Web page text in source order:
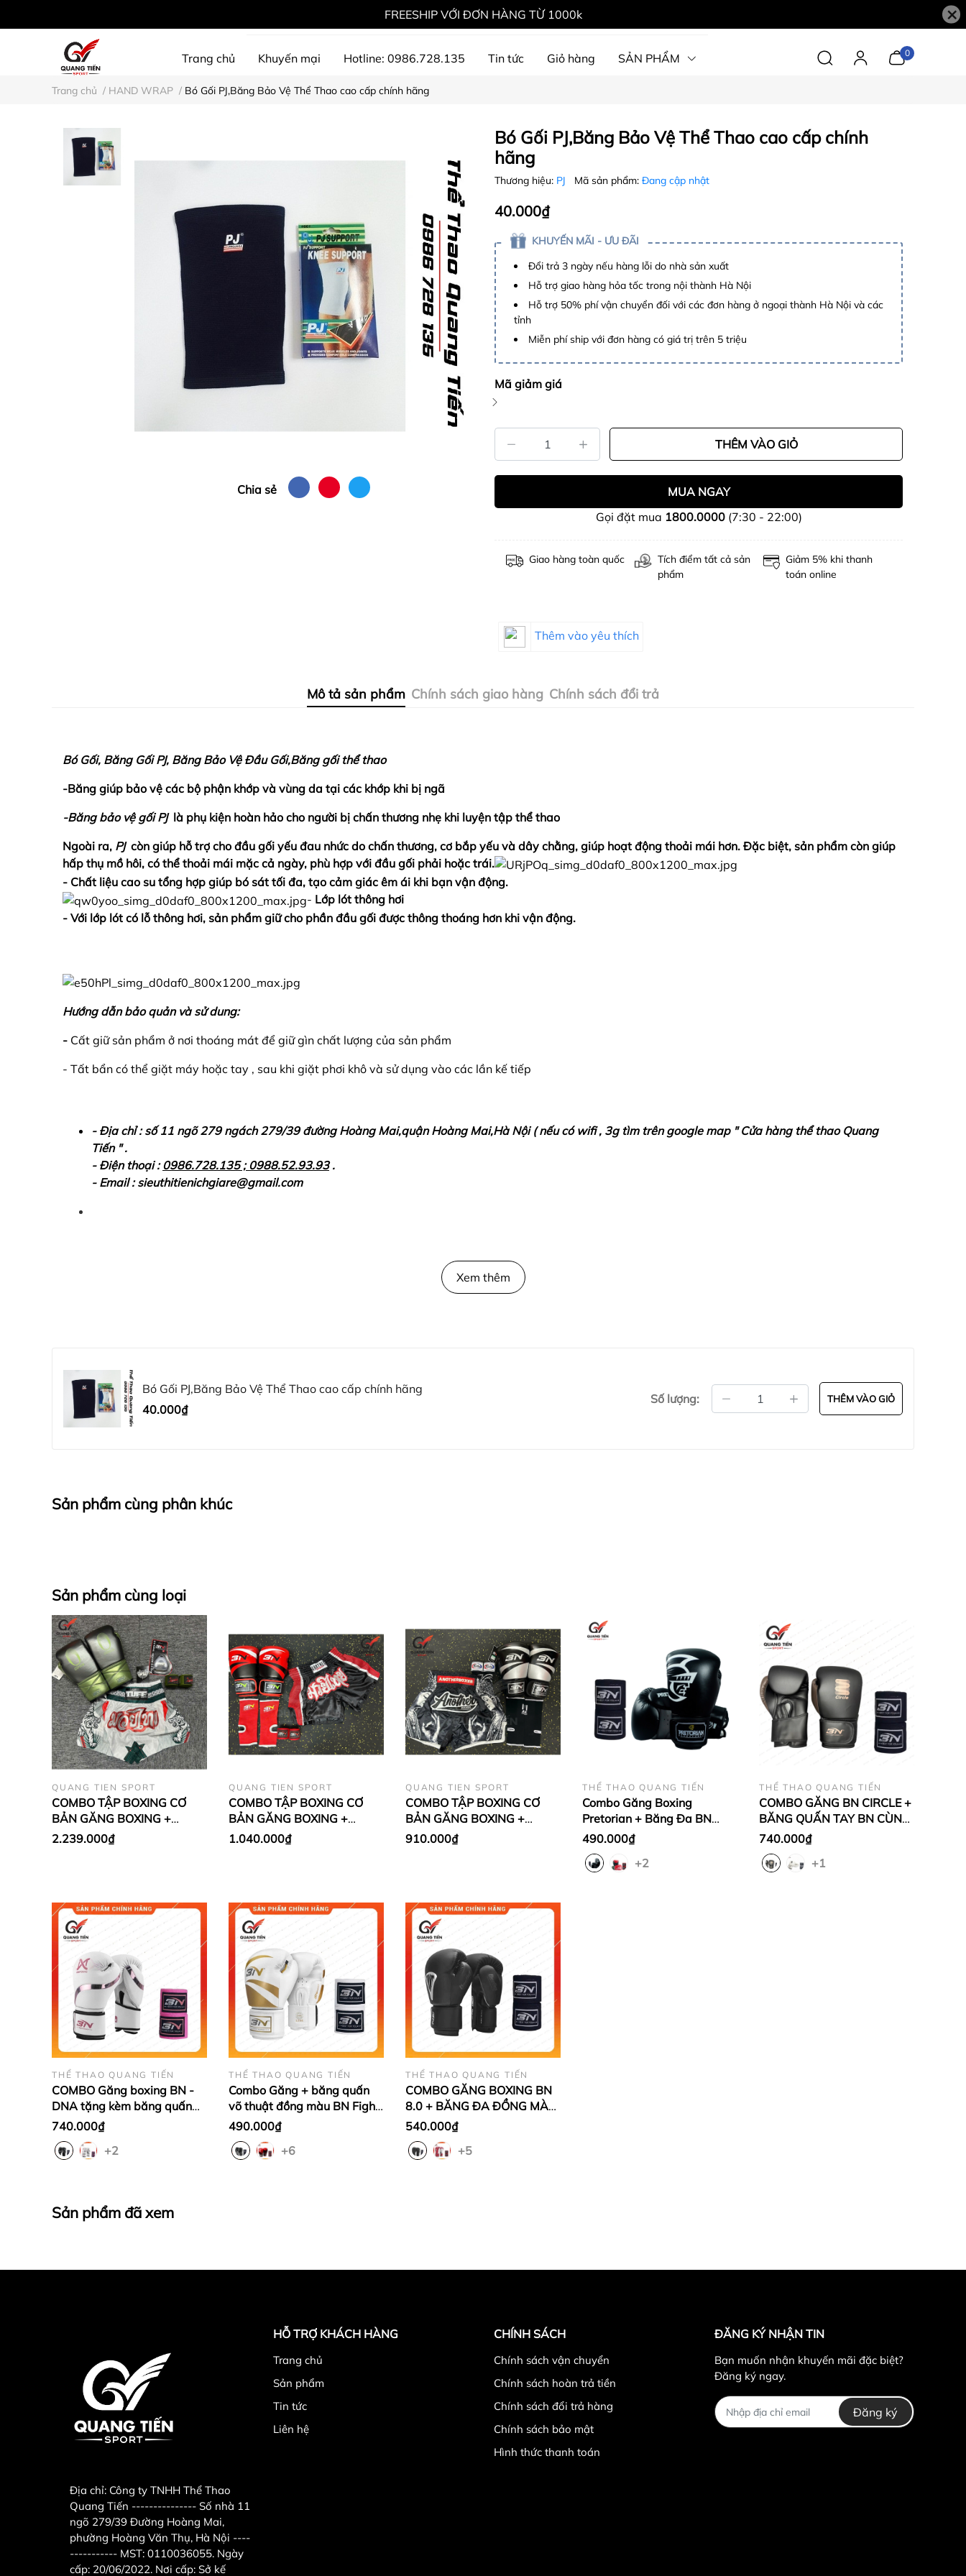
FREESHIP VỚI ĐƠN HÀNG TỪ 1000k ×
Trang chủ Khuyến mại Hotline: 0986.728.135 Tin tức Giỏ hàng SẢN PHẨM 0
Trang chủ / HAND WRAP / Bó Gối PJ,Băng Bảo Vệ Thể Thao cao cấp chính hãng
Chia sẻ
Bó Gối PJ,Băng Bảo Vệ Thể Thao cao cấp chính
hãng
Thương hiệu: PJ Mã sản phẩm: Đang cập nhật
40.000₫
KHUYẾN MÃI - ƯU ĐÃI
Đổi trả 3 ngày nếu hàng lỗi do nhà sản xuất
Hỗ trợ giao hàng hỏa tốc trong nội thành Hà Nội
Hỗ trợ 50% phí vận chuyển đối với các đơn hàng ở ngoại thành Hà Nội và các
tỉnh
Miễn phí ship với đơn hàng có giá trị trên 5 triệu
Mã giảm giá
THÊM VÀO GIỎ
MUA NGAY
Gọi đặt mua 1800.0000(7:30 - 22:00)
Giao hàng toàn quốc
Tích điểm tất cả sản
phẩm
Giảm 5% khi thanh
toán online
Thêm vào yêu thích
Mô tả sản phẩm Chính sách giao hàng Chính sách đổi trả
Bó Gối, Băng Gối PJ, Băng Bảo Vệ Đầu Gối,Băng gối thể thao
-Băng giúp bảo vệ các bộ phận khớp và vùng da tại các khớp khi bị ngã
-Băng bảo vệ gối PJ là phụ kiện hoàn hảo cho người bị chấn thương nhẹ khi luyện tập thể thao
Ngoài ra, PJ còn giúp hỗ trợ cho đầu gối yếu đau nhức do chấn thương, cơ bắp yếu và dây chằng, giúp hoạt động thoải mái hơn. Đặc biệt, sản phẩm còn giúp
hấp thụ mồ hôi, có thể thoải mái mặc cả ngày, phù hợp với đầu gối phải hoặc trái.
- Chất liệu cao su tổng hợp giúp bó sát tối đa, tạo cảm giác êm ái khi bạn vận động.
- Lớp lót thông hơi
- Với lớp lót có lỗ thông hơi, sản phẩm giữ cho phần đầu gối được thông thoáng hơn khi vận động.
Hướng dẫn bảo quản và sử dung:
- Cất giữ sản phẩm ở nơi thoáng mát để giữ gìn chất lượng của sản phẩm
- Tất bẩn có thể giặt máy hoặc tay , sau khi giặt phơi khô và sử dụng vào các lần kế tiếp
- Địa chỉ : số 11 ngõ 279 ngách 279/39 đường Hoàng Mai,quận Hoàng Mai,Hà Nội ( nếu có wifi , 3g tìm trên google map " Cửa hàng thể thao Quang
Tiến " .
- Điện thoại :0986.728.135 ; 0988.52.93.93.
- Email : sieuthitienichgiare@gmail.com
Xem thêm
Bó Gối PJ,Băng Bảo Vệ Thể Thao cao cấp chính hãng
40.000₫
Số lượng: THÊM VÀO GIỎ
Sản phẩm cùng phân khúc
Sản phẩm cùng loại
QUANG TIEN SPORT
COMBO TẬP BOXING CƠ
BẢN GĂNG BOXING +
BĂNG ĐA + QUẦN MUAY +
2.239.000₫
QUANG TIEN SPORT
COMBO TẬP BOXING CƠ
BẢN GĂNG BOXING +
BĂNG ĐA + QUẦN MUAY +
1.040.000₫
QUANG TIEN SPORT
COMBO TẬP BOXING CƠ
BẢN GĂNG BOXING +
BĂNG ĐA + QUẦN MUAY +
910.000₫
THỂ THAO QUANG TIẾN
Combo Găng Boxing
Pretorian + Băng Đa BN
Chính Hãng
490.000₫
+2
THỂ THAO QUANG TIẾN
COMBO GĂNG BN CIRCLE +
BĂNG QUẤN TAY BN CÙNG
MÀU CHÍNH HÃNG
740.000₫
+1
THỂ THAO QUANG TIẾN
COMBO Găng boxing BN -
DNA tặng kèm băng quấn
tay BN chính hãng
740.000₫
+2
THỂ THAO QUANG TIẾN
Combo Găng + băng quấn
võ thuật đồng màu BN Fight
có nhiều màu và size chọn
lựa
490.000₫
+6
THỂ THAO QUANG TIẾN
COMBO GĂNG BOXING BN
8.0 + BĂNG ĐA ĐỒNG MÀU
– TẬP LUYỆN & THI ĐẤU
NGAY
540.000₫
+5
Sản phẩm đã xem
Địa chỉ: Công ty TNHH Thể Thao
Quang Tiến --------------- Số nhà 11
ngõ 279/39 Đường Hoàng Mai,
phường Hoàng Văn Thụ, Hà Nội ----
----------- MST: 0110036055. Ngày
cấp: 20/06/2022. Nơi cấp: Sở kế
HỖ TRỢ KHÁCH HÀNG
Trang chủ
Sản phẩm
Tin tức
Liên hệ
CHÍNH SÁCH
Chính sách vận chuyển
Chính sách hoàn trả tiền
Chính sách đổi trả hàng
Chính sách bảo mật
Hình thức thanh toán
ĐĂNG KÝ NHẬN TIN
Bạn muốn nhận khuyến mãi đặc biệt?
Đăng ký ngay.
Đăng ký